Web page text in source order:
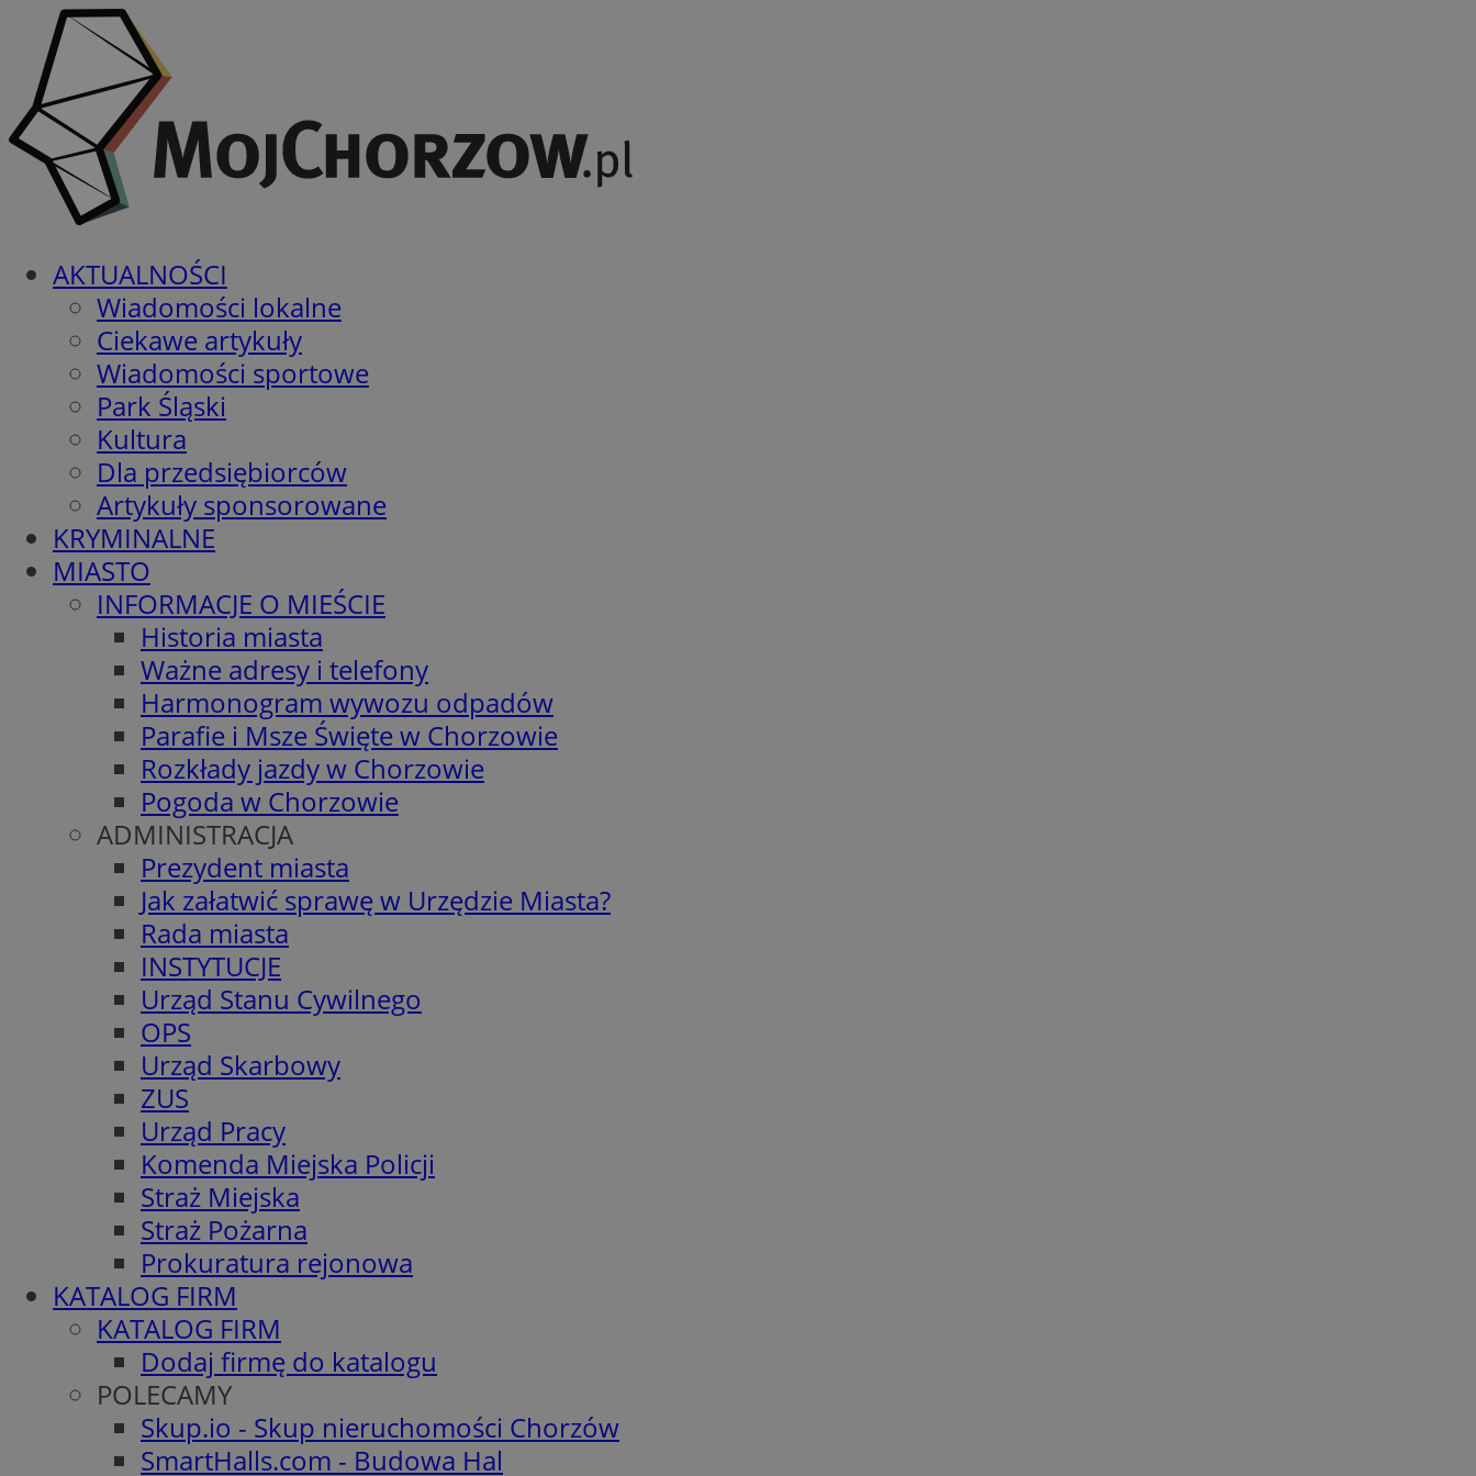
AKTUALNOŚCI
Wiadomości lokalne
Ciekawe artykuły
Wiadomości sportowe
Park Śląski
Kultura
Dla przedsiębiorców
Artykuły sponsorowane
KRYMINALNE
MIASTO
INFORMACJE O MIEŚCIE
Historia miasta
Ważne adresy i telefony
Harmonogram wywozu odpadów
Parafie i Msze Święte w Chorzowie
Rozkłady jazdy w Chorzowie
Pogoda w Chorzowie
ADMINISTRACJA
Prezydent miasta
Jak załatwić sprawę w Urzędzie Miasta?
Rada miasta
INSTYTUCJE
Urząd Stanu Cywilnego
OPS
Urząd Skarbowy
ZUS
Urząd Pracy
Komenda Miejska Policji
Straż Miejska
Straż Pożarna
Prokuratura rejonowa
KATALOG FIRM
KATALOG FIRM
Dodaj firmę do katalogu
POLECAMY
Skup.io - Skup nieruchomości Chorzów
SmartHalls.com - Budowa Hal